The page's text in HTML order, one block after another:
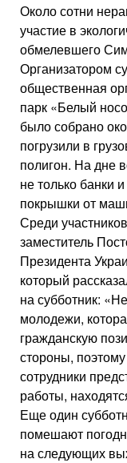
Около сотни
участие в
обмелевшего
Организатором
общественная
парк «Белый
было собрано
погрузили в
полигон. На дне
не только банки
покрышки от
Среди
заместитель
Президента
который
на субботник:
молодежи,
гражданскую
стороны,
сотрудники
работы,
Еще один
помешают
на следующих